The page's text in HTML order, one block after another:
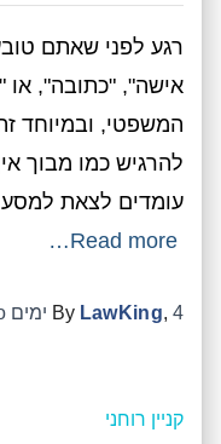
רגע לפני שאתם
אישה", "כתובה", או
המשפטי, ובמיוחד
להרגיש כמו מבוך
עומדים לצאת
Read more…
By LawKing, 4 ימים ago
קניין רוחני